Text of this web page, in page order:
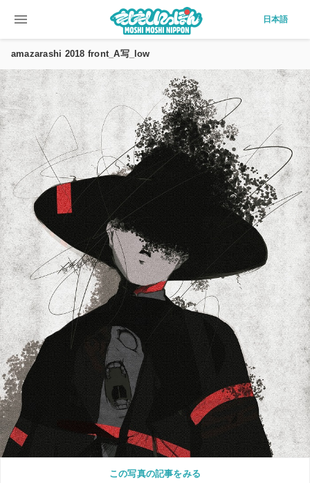
menu 日本語
amazarashi 2018 front_A写_low
この写真の記事をみる